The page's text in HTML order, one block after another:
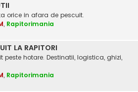
orice in afara de pescuit.
, Rapitorimania
LA RAPITORI
peste hotare. Destinatii, logistica, ghizi,
, Rapitorimania